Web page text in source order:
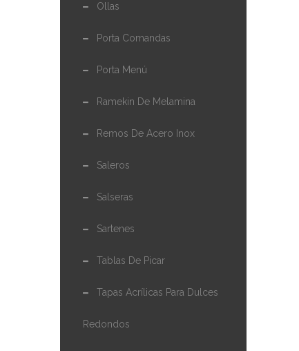
Ollas
Porta Comandas
Porta Menú
Ramekin De Melamina
Remos De Acero Inox
Saleros
Salseras
Sartenes
Tablas De Picar
Tapas Acrílicas Para Dulces
Redondos